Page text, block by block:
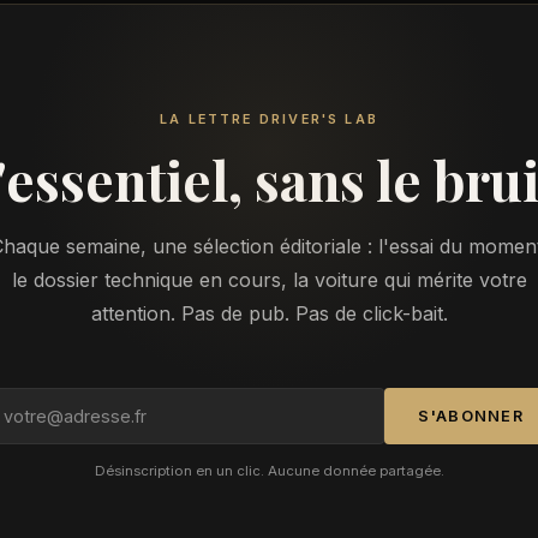
LA LETTRE DRIVER'S LAB
sans le
semaine, une sélection éditoriale : l'essai du
le dossier technique en cours, la voiture qui mérite votre
attention. Pas de pub. Pas de click-bait.
S'ABONNER
Désinscription en un clic. Aucune donnée partagée.